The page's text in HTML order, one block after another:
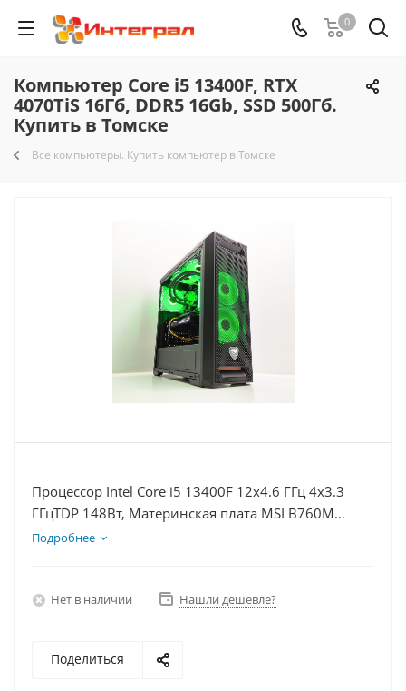
0
Компьютер Core i5 13400F, RTX
4070TiS 16Гб, DDR5 16Gb, SSD 500Гб.
Купить в Томске
Все компьютеры. Купить компьютер в Томске
Процессор Intel Core i5 13400F 12x4.6 ГГц 4x3.3
ГГцTDP 148Вт, Материнская плата MSI B760M
BOMBER WIFI D5, Видеокарта RTX 4070TiS 16Гб,
Подробнее
Нет в наличии Нашли дешевле?
Поделиться